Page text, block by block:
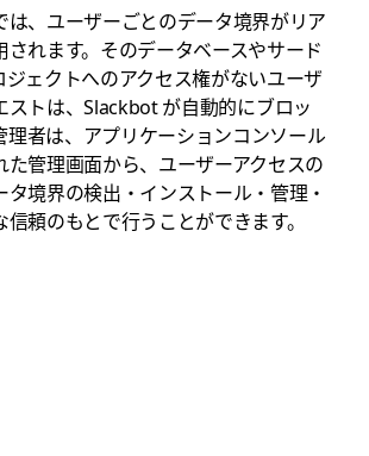
は、ユーザーごとのデータ境界がリア
されます。そのデータベースやサード
ジェクトへのアクセス権がないユーザ
ストは、Slackbot が自動的にブロッ
理者は、アプリケーションコンソール
た管理画面から、ユーザーアクセスの
境界の検出・インストール・管理・
頼のもとで行うことができます。